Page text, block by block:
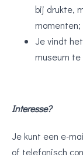
bij drukte,
momenten;
Je vindt
museum te
Interesse?
Je kunt een e-
of telefonisch